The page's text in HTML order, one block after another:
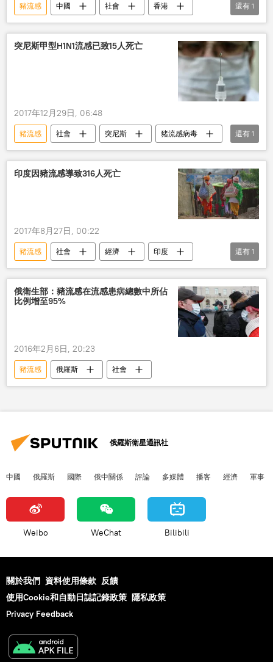
豬流感 中國 社會
香港
供應
還有 1
突尼斯甲型H1N1流感已致15人死亡
2017年12月29日, 06:48
豬流感 社會 突尼斯
豬流感病毒
安全
還有 1
印度因豬流感導致316人死亡
2017年8月27日, 00:22
豬流感 社會 經濟
印度
死亡
還有 1
俄衛生部：豬流感在流感患病總數中所佔
比例增至95%
2016年2月6日, 20:23
豬流感 俄羅斯 社會
俄羅斯衛星通訊社
中國 俄羅斯 國際 俄中關係 評論 多媒體 播客 經濟 軍事
Weibo WeChat Bilibili
關於我們 資料使用條款 反饋
使用Cookie和自動日誌記錄政策 隱私政策
Privacy Feedback